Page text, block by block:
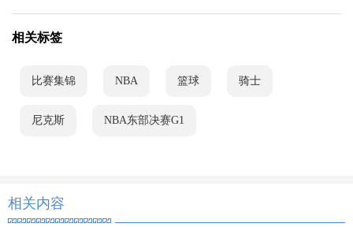
相关标签
比赛集锦 NBA 篮球 骑士
尼克斯 NBA东部决赛G1
相关内容